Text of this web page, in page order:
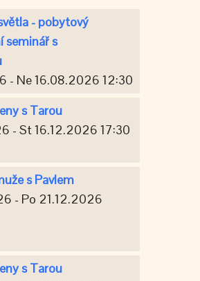
- pobytový
seminář s
- Ne 16.08.2026 12:30
s Tarou
- St 16.12.2026 17:30
s Pavlem
- Po 21.12.2026
s Tarou